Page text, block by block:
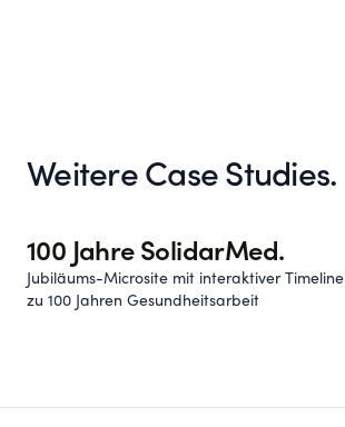
Weitere Case Studies.
100 Jahre SolidarMed.
Jubiläums-Microsite mit interaktiver Timeline
zu 100 Jahren Gesundheitsarbeit